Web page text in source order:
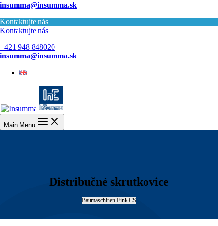
insumma@insumma.sk
Kontaktujte nás
Kontaktujte nás
+421 948 848020
insumma@insumma.sk
Main Menu
Distribučné skrutkovice
Baumaschinen Fink CS